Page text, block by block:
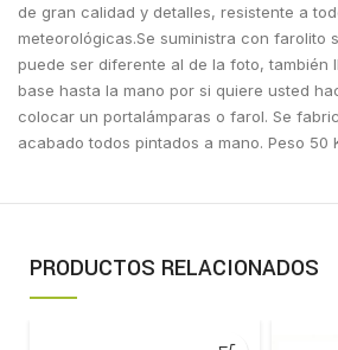
de gran calidad y detalles, resistente a
meteorológicas.Se suministra con farolito
puede ser diferente al de la foto, también
base hasta la mano por si quiere usted
colocar un portalámparas o farol. Se
acabado todos pintados a mano. Peso 50
PRODUCTOS RELACIONADOS